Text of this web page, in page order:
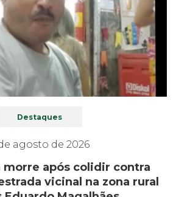
Destaques
agosto de 2026
após colidir contra
vicinal na zona rural